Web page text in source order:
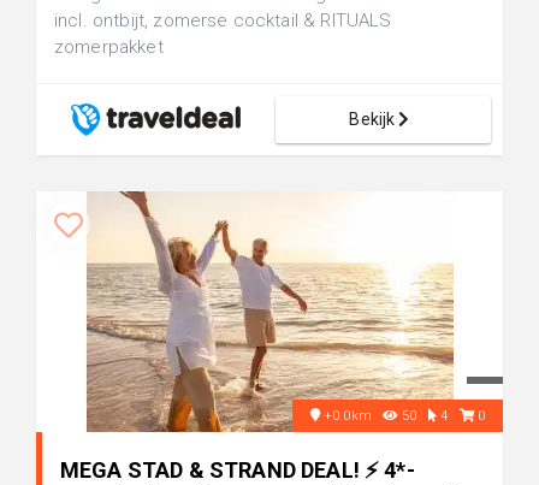
incl. ontbijt, zomerse cocktail & RITUALS
zomerpakket
Bekijk
+0.0km 50 4 0
MEGA STAD & STRAND DEAL! ⚡ 4*-